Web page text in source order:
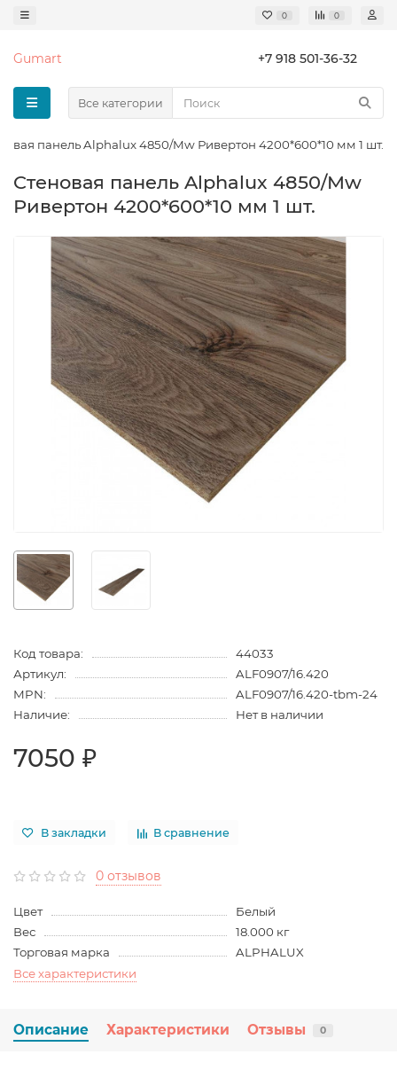
0 0
Gumart +7 918 501-36-32
Все категории
панель Alphalux 4850/Mw Ривертон 4200*600*10 мм 1 шт.
Cтеновая панель Alphalux 4850/Mw
Ривертон 4200*600*10 мм 1 шт.
Код товара:
44033
Артикул:
ALF0907/16.420
MPN:
ALF0907/16.420-tbm-24
Наличие:
Нет в наличии
7050 ₽
В закладки В сравнение
0 отзывов
Цвет
Белый
Вес
18.000 кг
Торговая марка
ALPHALUX
Все характеристики
Описание Характеристики Отзывы 0